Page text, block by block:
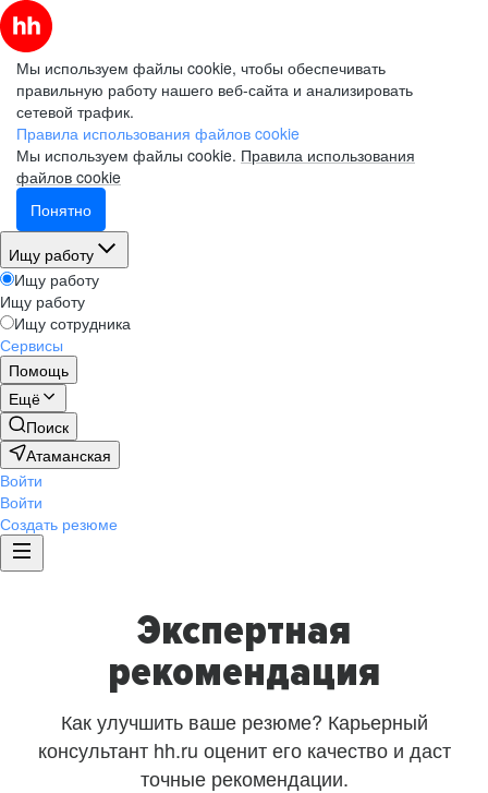
Мы используем файлы cookie, чтобы обеспечивать
правильную работу нашего веб-сайта и анализировать
сетевой трафик.
Правила использования файлов cookie
Мы используем файлы cookie. Правила использования
файлов cookie
Понятно
Ищу работу
Ищу работу
Ищу работу
Ищу сотрудника
Сервисы
Помощь
Ещё
Поиск
Атаманская
Войти
Войти
Создать резюме
Экспертная
рекомендация
Как улучшить ваше резюме? Карьерный
консультант hh.ru оценит его качество и даст
точные рекомендации.